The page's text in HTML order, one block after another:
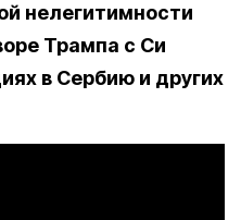
нелегитимности
Трампа с Си
в Сербию и других